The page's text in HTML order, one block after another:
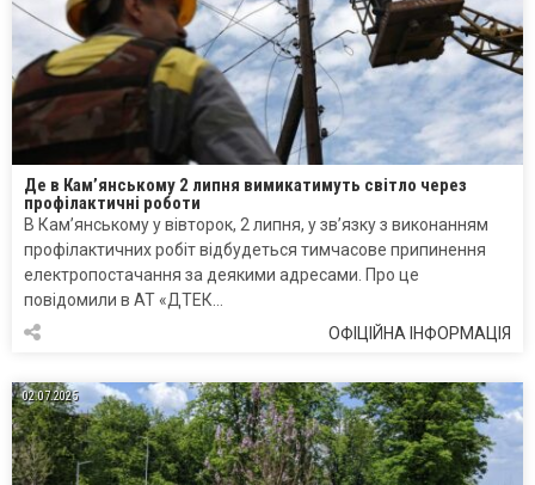
Де в Кам’янському 2 липня вимикатимуть світло через
профілактичні роботи
В Кам’янському у вівторок, 2 липня, у зв’язку з виконанням
профілактичних робіт відбудеться тимчасове припинення
електропостачання за деякими адресами. Про це
повідомили в АТ «ДТЕК…
ОФІЦІЙНА ІНФОРМАЦІЯ
02.07.2025